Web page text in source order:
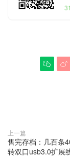
 
上一篇
售完存档：几百条
转双口usb3.0扩展